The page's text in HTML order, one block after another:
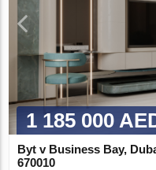
1 185 000
Byt v Business Bay,
670010